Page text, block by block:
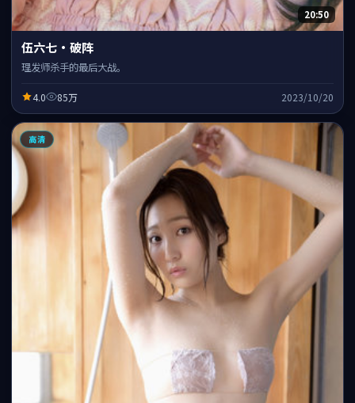
20:50
伍六七·破阵
理发师杀手的最后大战。
4.0 85万 2023/10/20
高清